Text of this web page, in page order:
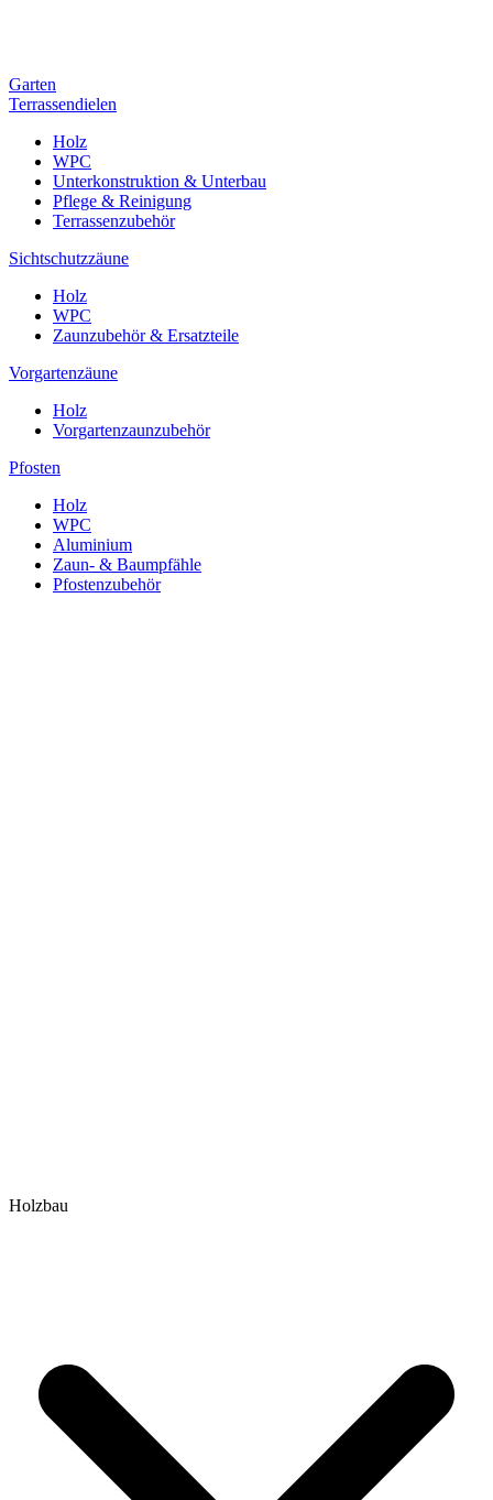
Garten
Terrassendielen
Holz
WPC
Unterkonstruktion & Unterbau
Pflege & Reinigung
Terrassenzubehör
Sichtschutzzäune
Holz
WPC
Zaunzubehör & Ersatzteile
Vorgartenzäune
Holz
Vorgartenzaunzubehör
Pfosten
Holz
WPC
Aluminium
Zaun- & Baumpfähle
Pfostenzubehör
Holzbau